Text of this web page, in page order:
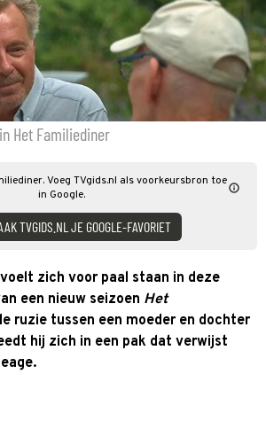
Het Familiediner
Voeg TVgids.nl als voorkeursbron toe
in Google.
TVGIDS.NL JE GOOGLE-FAVORIET
zich voor paal staan in deze
een nieuw seizoen Het
ruzie tussen een moeder en dochter
hij zich in een pak dat verwijst